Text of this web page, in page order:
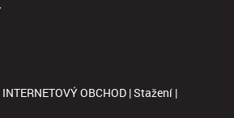
INTERNETOVÝ OBCHOD |Stažení |